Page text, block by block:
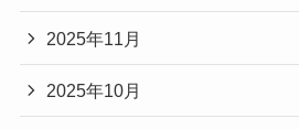
2025年11月
2025年10月